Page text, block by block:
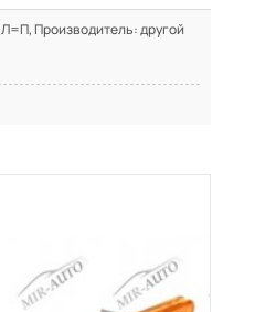
Производитель: другой